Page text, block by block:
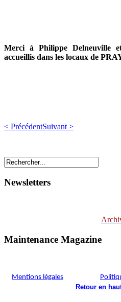
Merci à Philippe Delneuville
accueillis dans les locaux de
< PrécédentSuivant >
Newsletters
Maintenance Magazine
Mentions légales
Retour en